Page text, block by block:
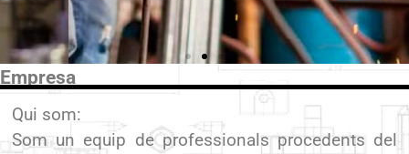
Soldadura, caldereria i
mecanosoldat
Empresa
Qui som:
Som un equip de professionals procedents del